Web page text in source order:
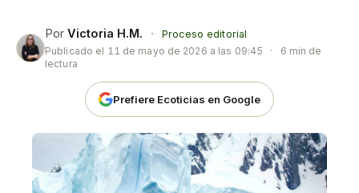
Por Victoria H.M. ·
Proceso editorial
Publicado el 11 de mayo de 2026 a las 09:45 ·
6 min de
lectura
Prefiere Ecoticias en Google